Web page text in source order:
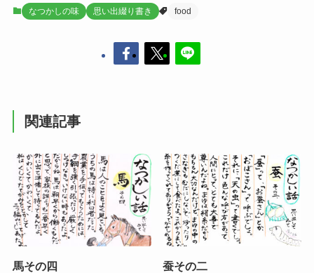
なつかしの味 思い出綴り書き food
関連記事
馬その四 蚕その二